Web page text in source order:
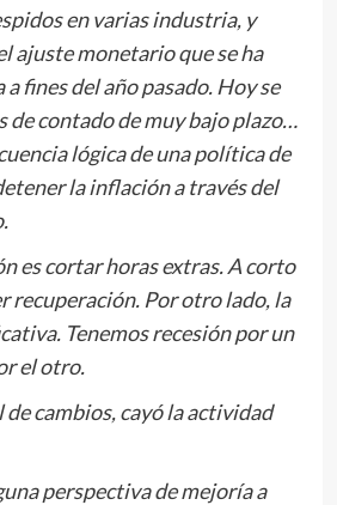
en varias industria, y
ajuste monetario que se ha
fines del año pasado. Hoy se
de contado de muy bajo plazo…
lógica de una política de
la inflación a través del
es cortar horas extras. A corto
recuperación. Por otro lado, la
Tenemos recesión por un
el otro.
cambios, cayó la actividad
perspectiva de mejoría a